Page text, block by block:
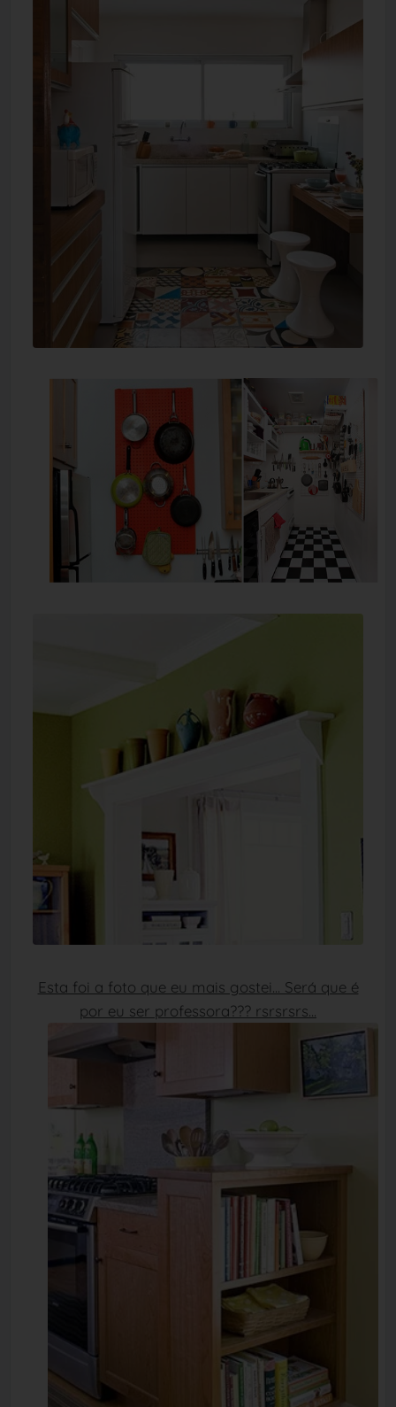
Esta foi a foto que eu mais gostei... Será que é
por eu ser professora??? rsrsrsrs...